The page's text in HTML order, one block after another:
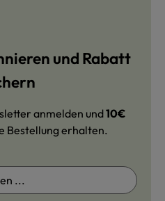
und Rabatt
anmelden und10€
Bestellung erhalten.